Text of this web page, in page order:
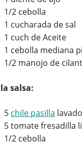
1/2 cebolla
1 cucharada de sal
1 cuch de Aceite
1 cebolla mediana
1/2 manojo de
salsa:
5 chile pasilla
5 tomate fresadilla
1/2 cebolla